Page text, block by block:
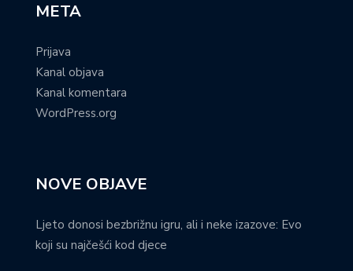
META
Prijava
Kanal objava
Kanal komentara
WordPress.org
NOVE OBJAVE
Ljeto donosi bezbrižnu igru, ali i neke izazove: Evo
koji su najčešći kod djece